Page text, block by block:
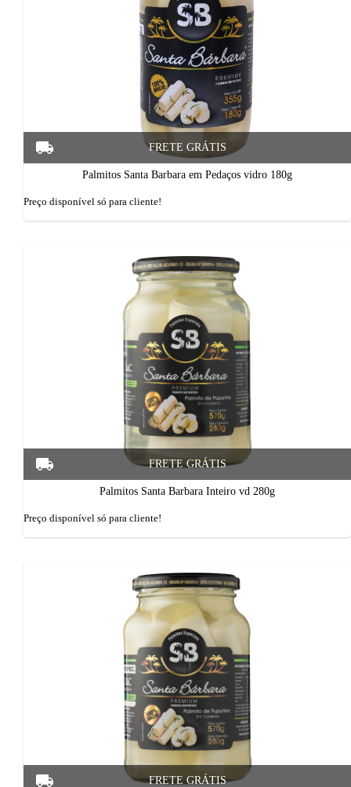
Palmitos Santa Barbara em Pedaços vidro 180g
Preço disponí­vel só para cliente!
Palmitos Santa Barbara Inteiro vd 280g
Preço disponí­vel só para cliente!